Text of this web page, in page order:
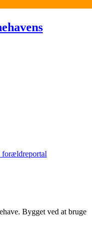
forældreportal
Bygget ved at bruge